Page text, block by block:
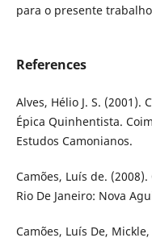
para o presente
References
Alves, Hélio J. S. (2001).
Épica Quinhentista.
Estudos Camonianos.
Camões, Luís de.
Rio De Janeiro: Nova
Camões, Luís De,